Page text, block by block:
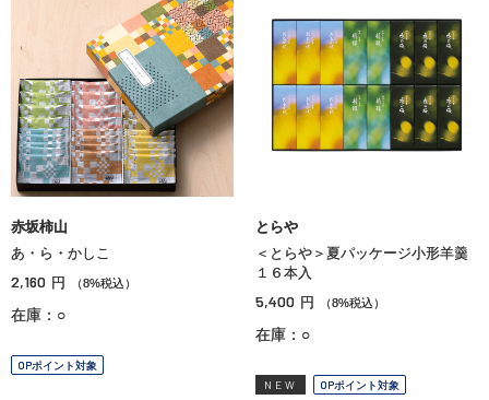
赤坂柿山
あ・ら・かしこ
2,160 円 （8%税込）
在庫：○
OPポイント対象
とらや
＜とらや＞夏パッケージ小形羊羹
１６本入
5,400 円 （8%税込）
在庫：○
NEW OPポイント対象